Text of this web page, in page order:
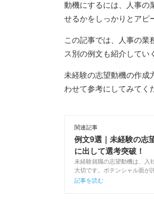
動機にするには、人事の
せるかをしっかりとアピ
この記事では、人事の業
ス別の例文も紹介してい
未経験の志望動機の作成
わせて参考にしてみてく
関連記事
例文9選｜未経験の志
に出して選考突破！
未経験就職の志望動機は、入
大切です。ポテンシャル面が
進めましょう。この記事では
記事を読む